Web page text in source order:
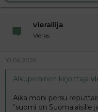
vierailija
Vieras
10.06.2026
Alkuperäinen kirjoittaja
Aika moni persu
"suomi on Suomalaisille